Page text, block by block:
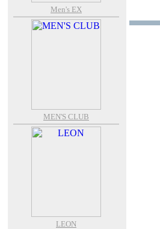
Men's EX
MEN'S CLUB
LEON